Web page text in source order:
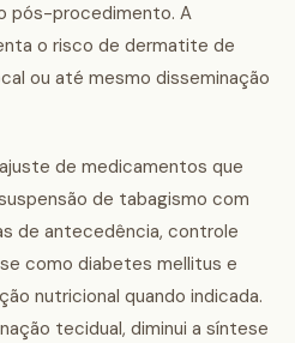
pós-procedimento. A
o risco de dermatite de
ou até mesmo disseminação
de medicamentos que
de tabagismo com
de antecedência, controle
como diabetes mellitus e
nutricional quando indicada.
tecidual, diminui a síntese